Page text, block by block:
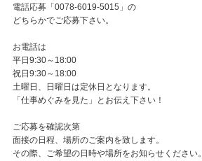
電話応募「0078-6019-5015」の
どちらかでご応募下さい。
お電話は
平日9:30～18:00
祝日9:30～18:00
土曜日、日曜日は定休日となります。
「仕事めぐみを見た」とお伝え下さい！
ご応募を確認次第
面接の日程、場所のご案内を致します。
その際、ご希望の日時や場所をお知らせください。